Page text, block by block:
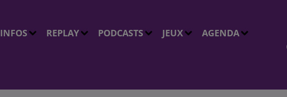
INFOS REPLAY PODCASTS JEUX AGENDA